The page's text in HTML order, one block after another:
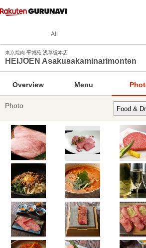
All
東京焼肉 平城苑 浅草総本店
HEIJOEN Asakusakaminarimonten
Overview Menu
Photo